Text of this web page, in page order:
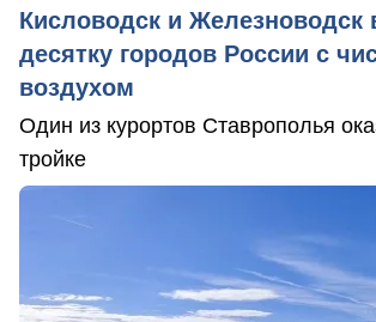
Кисловодск и Железноводск
десятку городов России с
воздухом
Один из курортов Ставрополья
тройке